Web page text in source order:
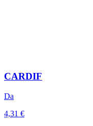
CARDIF
Da
4,31 €